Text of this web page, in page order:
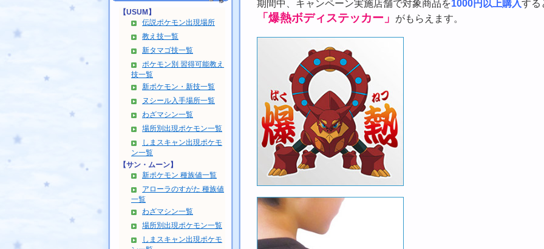
【USUM】
伝説ポケモン出現場所
教え技一覧
新タマゴ技一覧
ポケモン別 習得可能教え
技一覧
新ポケモン・新技一覧
ヌシール入手場所一覧
わざマシン一覧
場所別出現ポケモン一覧
しまスキャン出現ポケモ
ン一覧
【サン・ムーン】
新ポケモン 種族値一覧
アローラのすがた 種族値
一覧
わざマシン一覧
場所別出現ポケモン一覧
しまスキャン出現ポケモ
期間中、キャンペーン実施店舗で対象商品を1000円以上購入する
「爆熱ボディステッカー」 がもらえます。